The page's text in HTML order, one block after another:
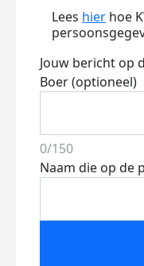
Lees hier hoe
Jouw bericht op
Boer (optioneel)
0/150
Naam die op de